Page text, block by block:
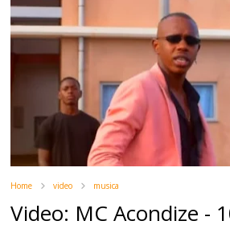
Home video musica
Video: MC Acondize -